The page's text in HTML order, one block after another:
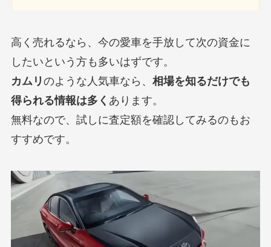
高く売れるなら、今の愛車を手放して次の資金に
したいという方も多いはずです。
カムリ のような人気車なら、 相場を知るだけでも
得られる情報は多く あります。
無料なので、試しに査定額を確認してみるのもお
すすめです。